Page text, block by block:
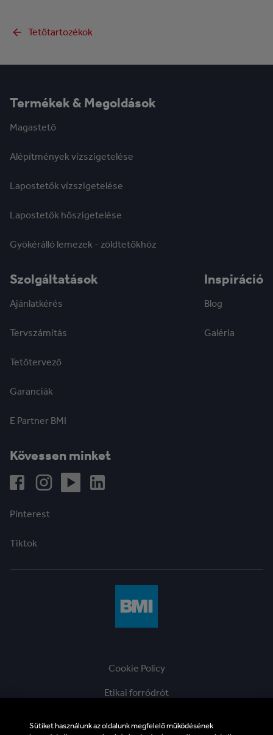
Tetőtartozékok
Termékek & Megoldások
Magastető
Alépítmények vízszigetelése
Lapostetők vízszigetelése
Lapostetők hőszigetelése
Gyökérálló lemezek - zöldtetőkhöz
Szolgáltatások
Ajánlatkérés
Tervszámítás
Tetőtervező
Garanciák
E Partner BMI
Inspiráció
Blog
Galéria
Kövessen minket
Pinterest
Tiktok
Cookie Policy
Etikai forródrót
Sütiket használunk az oldalunk megfelelő működésének